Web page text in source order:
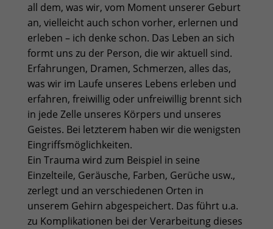
all dem, was wir, vom Moment unserer Geburt
an, vielleicht auch schon vorher, erlernen und
erleben – ich denke schon. Das Leben an sich
formt uns zu der Person, die wir aktuell sind.
Erfahrungen, Dramen, Schmerzen, alles das,
was wir im Laufe unseres Lebens erleben und
erfahren, freiwillig oder unfreiwillig brennt sich
in jede Zelle unseres Körpers und unseres
Geistes. Bei letzterem haben wir die wenigsten
Eingriffsmöglichkeiten.
Ein Trauma wird zum Beispiel in seine
Einzelteile, Geräusche, Farben, Gerüche usw.,
zerlegt und an verschiedenen Orten in
unserem Gehirn abgespeichert. Das führt u.a.
zu Komplikationen bei der Verarbeitung dieses